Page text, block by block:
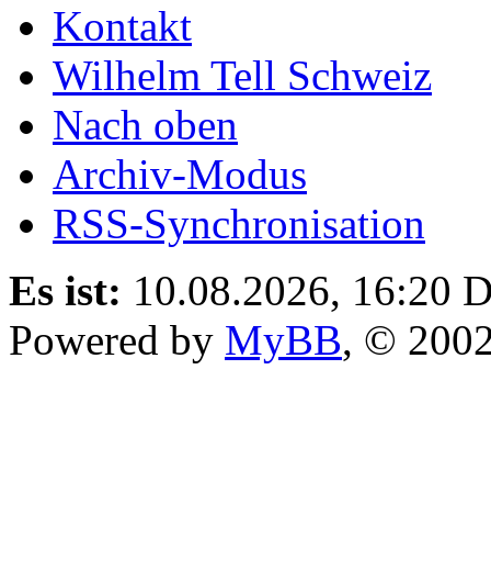
Kontakt
Wilhelm Tell Schweiz
Nach oben
Archiv-Modus
RSS-Synchronisation
Es ist: 10.08.2026, 16:20
Powered by MyBB, ©